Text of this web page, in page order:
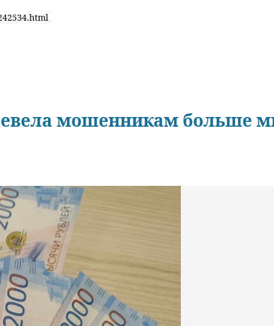
мошенникам больше